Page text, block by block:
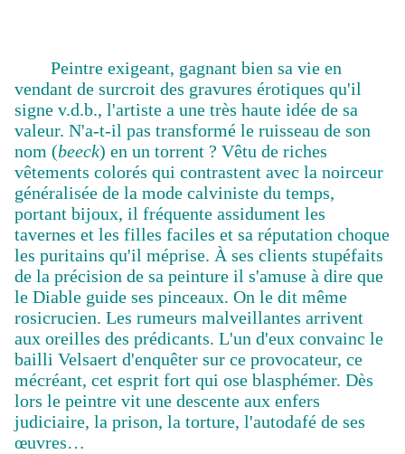
Peintre exigeant, gagnant bien sa vie en
vendant de surcroit des gravures érotiques qu'il
signe v.d.b., l'artiste a une très haute idée de sa
valeur. N'a-t-il pas transformé le ruisseau de son
nom (beeck) en un torrent ? Vêtu de riches
vêtements colorés qui contrastent avec la noirceur
généralisée de la mode calviniste du temps,
portant bijoux, il fréquente assidument les
tavernes et les filles faciles et sa réputation choque
les puritains qu'il méprise. À ses clients stupéfaits
de la précision de sa peinture il s'amuse à dire que
le Diable guide ses pinceaux. On le dit même
rosicrucien. Les rumeurs malveillantes arrivent
aux oreilles des prédicants. L'un d'eux convainc le
bailli Velsaert d'enquêter sur ce provocateur, ce
mécréant, cet esprit fort qui ose blasphémer. Dès
lors le peintre vit une descente aux enfers
judiciaire, la prison, la torture, l'autodafé de ses
œuvres…